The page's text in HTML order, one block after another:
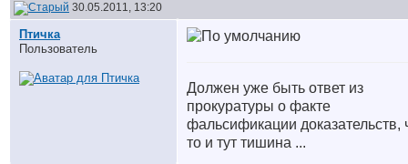
30.05.2011, 13:20
Птичка
Пользователь
Должен уже быть ответ из
прокуратуры о факте
фальсификации доказательств,
то и тут тишина ...